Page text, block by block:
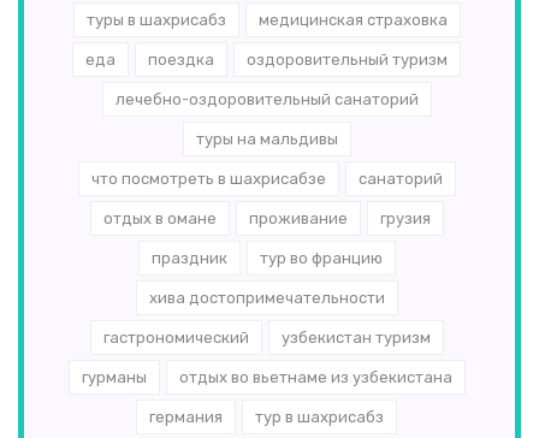
туры в шахрисабз медицинская страховка
еда поездка оздоровительный туризм
лечебно-оздоровительный санаторий
туры на мальдивы
что посмотреть в шахрисабзе санаторий
отдых в омане проживание грузия
праздник тур во францию
хива достопримечательности
гастрономический узбекистан туризм
гурманы отдых во вьетнаме из узбекистана
германия тур в шахрисабз